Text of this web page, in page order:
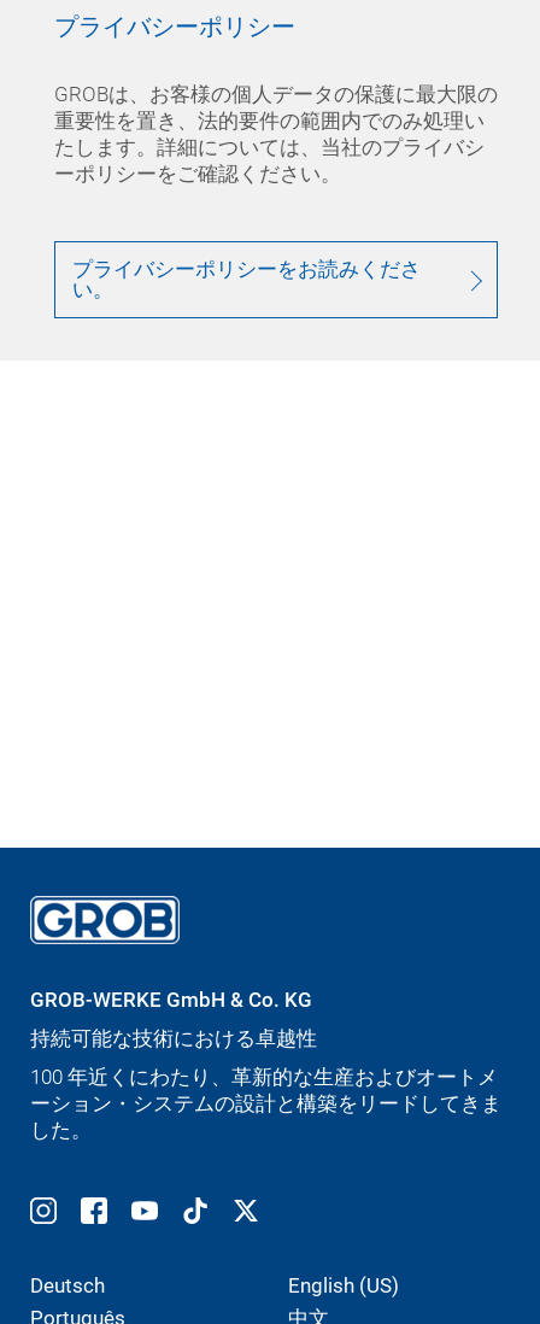
プライバシーポリシー
GROBは、お客様の個人データの保護に最大限の
重要性を置き、法的要件の範囲内でのみ処理い
たします。詳細については、当社のプライバシ
ーポリシーをご確認ください。
プライバシーポリシーをお読みくださ
い。
GROB-WERKE GmbH & Co. KG
持続可能な技術における卓越性
100 年近くにわたり、革新的な生産およびオートメ
ーション・システムの設計と構築をリードしてきま
した。
Deutsch
English (US)
Português
中文